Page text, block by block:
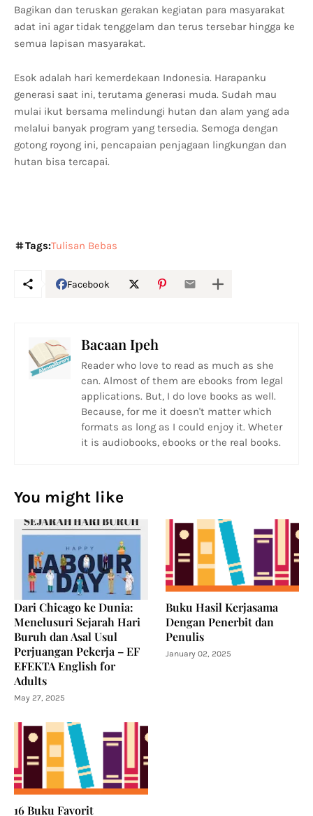
Bagikan dan teruskan gerakan kegiatan para masyarakat
adat ini agar tidak tenggelam dan terus tersebar hingga ke
semua lapisan masyarakat.
Esok adalah hari kemerdekaan Indonesia. Harapanku
generasi saat ini, terutama generasi muda. Sudah mau
mulai ikut bersama melindungi hutan dan alam yang ada
melalui banyak program yang tersedia. Semoga dengan
gotong royong ini, pencapaian penjagaan lingkungan dan
hutan bisa tercapai.
Tags:Tulisan Bebas
Facebook
Bacaan Ipeh
Reader who love to read as much as she
can. Almost of them are ebooks from legal
applications. But, I do love books as well.
Because, for me it doesn't matter which
formats as long as I could enjoy it. Wheter
it is audiobooks, ebooks or the real books.
You might like
Dari Chicago ke Dunia:
Menelusuri Sejarah Hari
Buruh dan Asal Usul
Perjuangan Pekerja – EF
EFEKTA English for
Adults
May 27, 2025
Buku Hasil Kerjasama
Dengan Penerbit dan
Penulis
January 02, 2025
16 Buku Favorit